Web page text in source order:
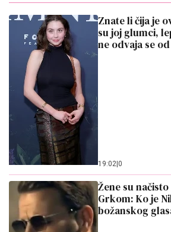
Znate li čija je
su joj glumci,
ne odvaja se
19:02 0
Žene su
Grkom: Ko je
božanskog